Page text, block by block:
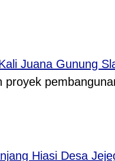
Juana Gunung
proyek
Hiasi Desa